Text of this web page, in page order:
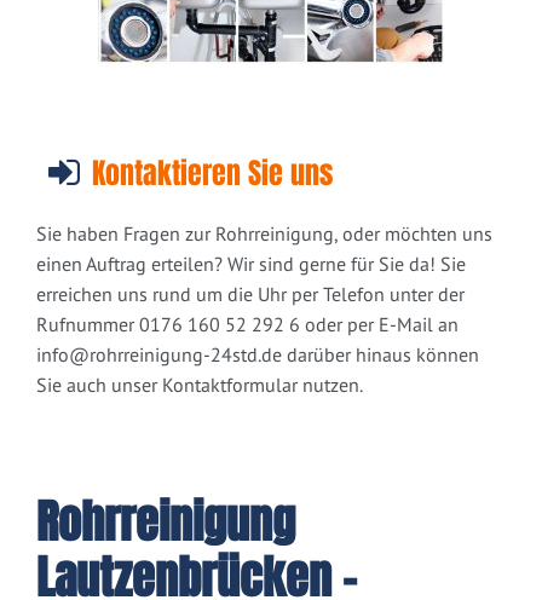
Kontaktieren Sie uns
Sie haben Fragen zur Rohrreinigung, oder möchten uns
einen Auftrag erteilen? Wir sind gerne für Sie da! Sie
erreichen uns rund um die Uhr per Telefon unter der
Rufnummer 0176 160 52 292 6 oder per E-Mail an
info@rohrreinigung-24std.de darüber hinaus können
Sie auch unser Kontaktformular nutzen.
Rohrreinigung
Lautzenbrücken -